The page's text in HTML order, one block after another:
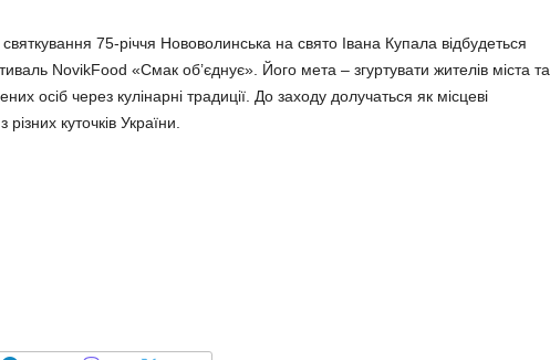
75-річчя Нововолинська на свято Івана Купала відбудеться
NovikFood «Смак об’єднує». Його мета – згуртувати жителів міста та
осіб через кулінарні традиції. До заходу долучаться як місцеві
куточків України.